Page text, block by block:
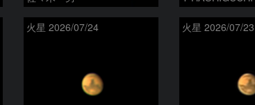
火星 2026/07/24 火星 2026/07/23